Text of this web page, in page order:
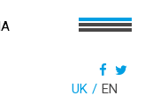
UK EN